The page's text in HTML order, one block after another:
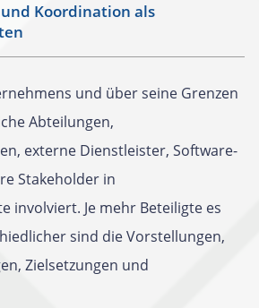
Koordination als
und über seine Grenzen
Abteilungen,
externe Dienstleister, Software-
Stakeholder in
involviert. Je mehr Beteiligte es
sind die Vorstellungen,
Zielsetzungen und